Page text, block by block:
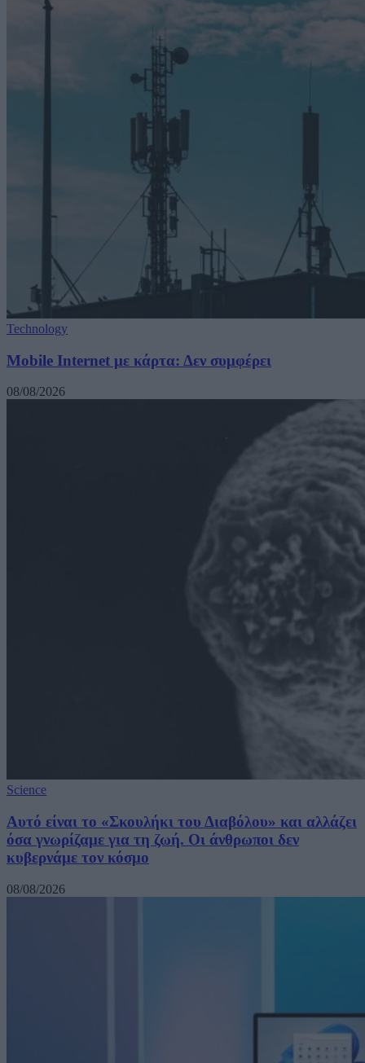
Technology
Mobile Internet με κάρτα: Δεν συμφέρει
08/08/2026
Science
Αυτό είναι το «Σκουλήκι του Διαβόλου» και αλλάζει
όσα γνωρίζαμε για τη ζωή. Οι άνθρωποι δεν
κυβερνάμε τον κόσμο
08/08/2026